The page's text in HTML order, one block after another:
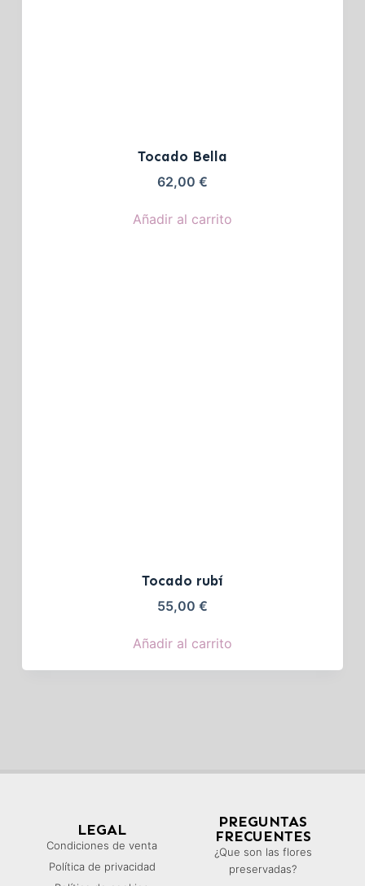
Tocado Bella
62,00 €
Añadir al carrito
Tocado rubí
55,00 €
Añadir al carrito
LEGAL
Condiciones de venta
Política de privacidad
PREGUNTAS
FRECUENTES
¿Que son las flores
preservadas?